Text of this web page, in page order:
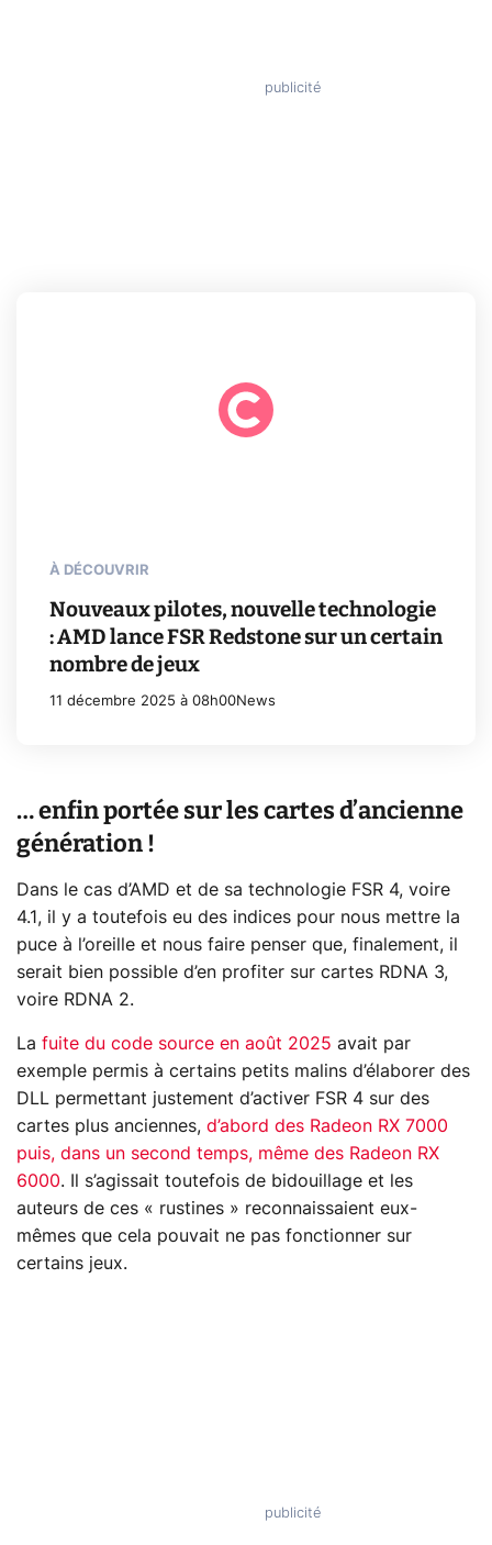
À DÉCOUVRIR
Nouveaux pilotes, nouvelle technologie
: AMD lance FSR Redstone sur un certain
nombre de jeux
11 décembre 2025 à 08h00News
… enfin portée sur les cartes d’ancienne
génération !
Dans le cas d’AMD et de sa technologie FSR 4, voire
4.1, il y a toutefois eu des indices pour nous mettre la
puce à l’oreille et nous faire penser que, finalement, il
serait bien possible d’en profiter sur cartes RDNA 3,
voire RDNA 2.
La fuite du code source en août 2025 avait par
exemple permis à certains petits malins d’élaborer des
DLL permettant justement d’activer FSR 4 sur des
cartes plus anciennes, d’abord des Radeon RX 7000
puis, dans un second temps, même des Radeon RX
6000. Il s’agissait toutefois de bidouillage et les
auteurs de ces « rustines » reconnaissaient eux-
mêmes que cela pouvait ne pas fonctionner sur
certains jeux.